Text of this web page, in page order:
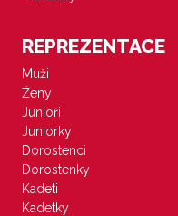
REPREZENTACE
Muži
Ženy
Junioři
Juniorky
Dorostenci
Dorostenky
Kadeti
Kadetky